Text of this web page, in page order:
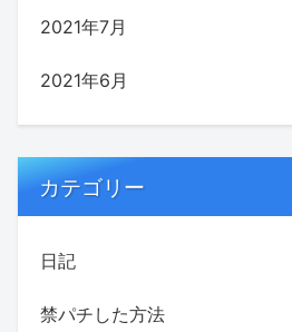
2021年7月
2021年6月
カテゴリー
日記
禁パチした方法